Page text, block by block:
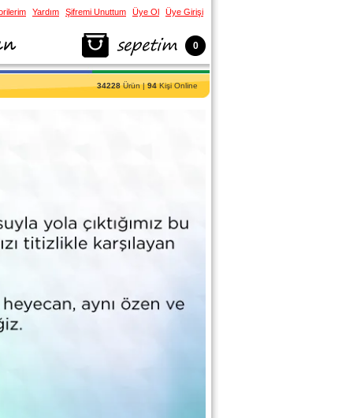
34228Ürün |94Kişi Online
Yardım Şifremi Unuttum Üye Ol Üye Girişi
0